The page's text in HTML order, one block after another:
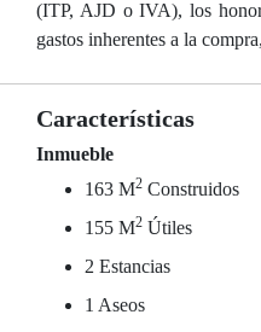
(ITP, AJD o IVA), los
gastos inherentes a la
Características
Inmueble
163 M2 Construidos
155 M2 Útiles
2 Estancias
1 Aseos